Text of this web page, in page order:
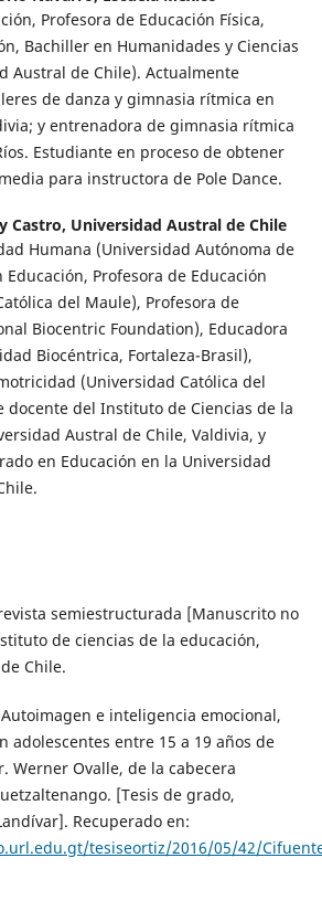
Profesora de Educación Física,
Bachiller en Humanidades y Ciencias
Austral de Chile). Actualmente
de danza y gimnasia rítmica en
y entrenadora de gimnasia rítmica
Estudiante en proceso de obtener
para instructora de Pole Dance.
Castro, Universidad Austral de Chile
Humana (Universidad Autónoma de
Profesora de Educación
del Maule), Profesora de
Biocentric Foundation), Educadora
Biocéntrica, Fortaleza-Brasil),
(Universidad Católica del
docente del Instituto de Ciencias de la
Austral de Chile, Valdivia, y
en Educación en la Universidad
semiestructurada [Manuscrito no
de ciencias de la educación,
Chile.
e inteligencia emocional,
adolescentes entre 15 a 19 años de
Werner Ovalle, de la cabecera
[Tesis de grado,
Recuperado en:
tesiseortiz/2016/05/42/